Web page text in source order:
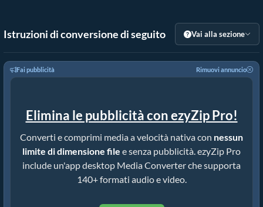
Istruzioni di conversione di seguito Vai alla sezione
Fai pubblicità Rimuovi annuncio
Elimina le pubblicità con ezyZip Pro!
Converti e comprimi media a velocità nativa con nessun
limite di dimensione file e senza pubblicità. ezyZip Pro
include un'app desktop Media Converter che supporta
140+ formati audio e video.